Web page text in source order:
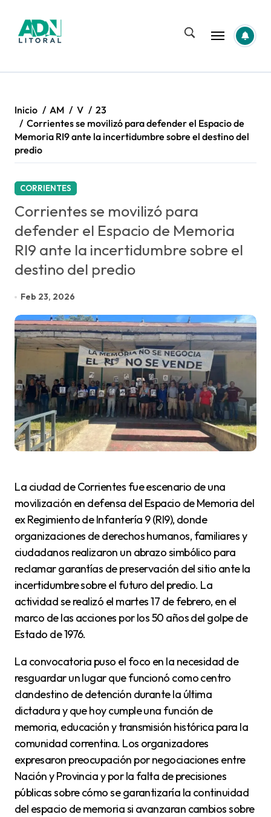
contenido
Inicio AM V
23
Corrientes se movilizó para defender el Espacio de
Memoria RI9 ante la incertidumbre sobre el destino del
predio
CORRIENTES
Corrientes se movilizó para
defender el Espacio de Memoria
RI9 ante la incertidumbre sobre el
destino del predio
Feb 23, 2026
La ciudad de Corrientes fue escenario de una
movilización en defensa del Espacio de Memoria del
ex Regimiento de Infantería 9 (RI9), donde
organizaciones de derechos humanos, familiares y
ciudadanos realizaron un abrazo simbólico para
reclamar garantías de preservación del sitio ante la
incertidumbre sobre el futuro del predio. La
actividad se realizó el martes 17 de febrero, en el
marco de las acciones por los 50 años del golpe de
Estado de 1976.
La convocatoria puso el foco en la necesidad de
resguardar un lugar que funcionó como centro
clandestino de detención durante la última
dictadura y que hoy cumple una función de
memoria, educación y transmisión histórica para la
comunidad correntina. Los organizadores
expresaron preocupación por negociaciones entre
Nación y Provincia y por la falta de precisiones
públicas sobre cómo se garantizaría la continuidad
del espacio de memoria si avanzaran cambios sobre